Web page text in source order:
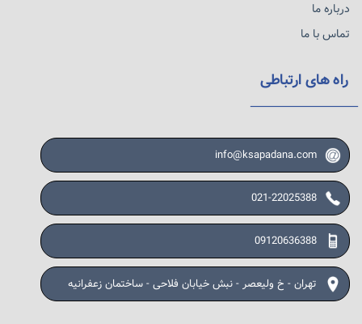
درباره ما
تماس با ما
راه های ارتباطی
info@ksapadana.com
021-22025388
09120636388
تهران - خ ولیعصر - نبش خیابان فلاحی - ساختمان زعفرانیه